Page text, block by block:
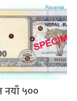
नयाँ ५००